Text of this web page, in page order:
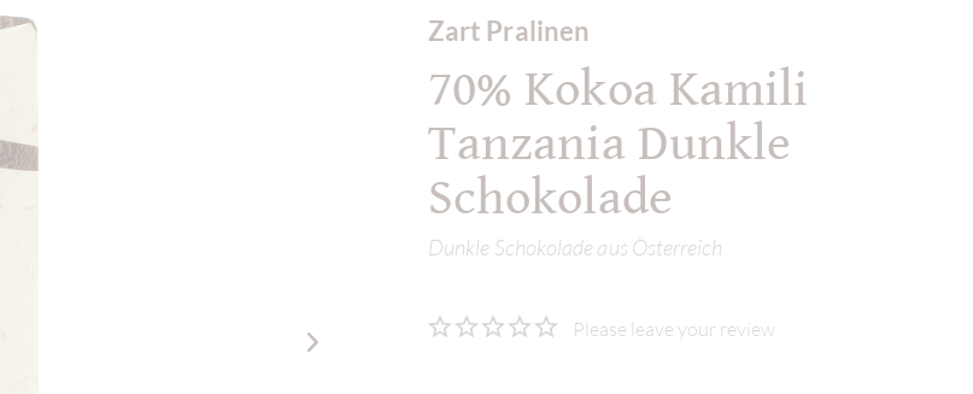
Zart Pralinen
70% Kokoa Kamili
Tanzania Dunkle
Schokolade
Dunkle Schokolade aus Österreich
Please leave your review